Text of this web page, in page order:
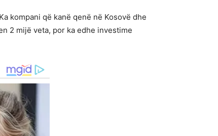
kompani që kanë qenë në Kosovë dhe
2 mijë veta, por ka edhe investime